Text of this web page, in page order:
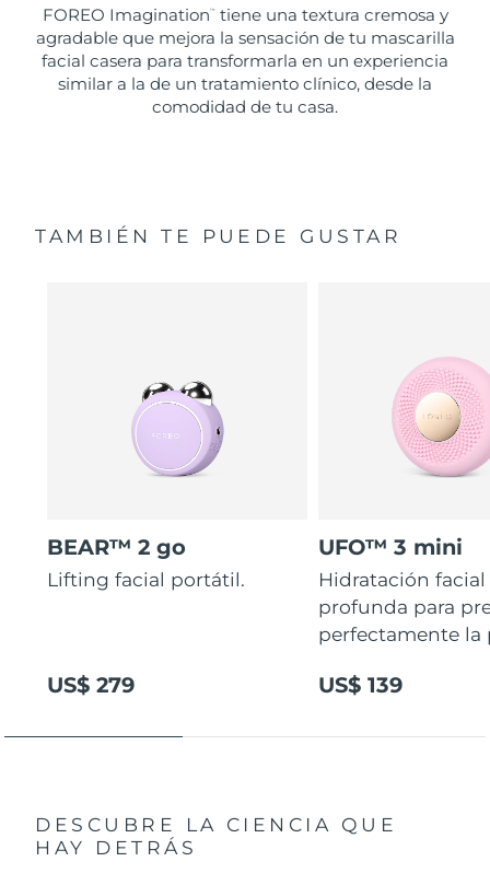
FOREO Imagination ™
tiene una textura cremosa y
agradable que mejora la sensación de tu mascarilla
facial casera para transformarla en un experiencia
similar a la de un tratamiento clínico, desde la
comodidad de tu casa.
TAMBIÉN TE PUEDE GUSTAR
BEAR™ 2 go
Lifting facial portátil.
US$ 279
UFO™ 3 mini
Hidratación facial
profunda para
perfectamente la
US$ 139
DESCUBRE LA CIENCIA QUE
HAY DETRÁS